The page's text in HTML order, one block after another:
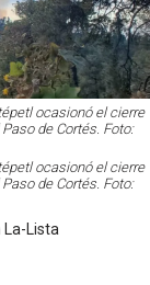
ocasionó el cierre
de Cortés. Foto:
ocasionó el cierre
de Cortés. Foto:
La-Lista